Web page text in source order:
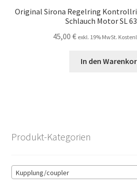
Original Sirona Regelring
Schlauch Motor SL
45,00 € exkl. 19% MwSt.
In den
Produkt-Kategorien
Kupplung/coupler